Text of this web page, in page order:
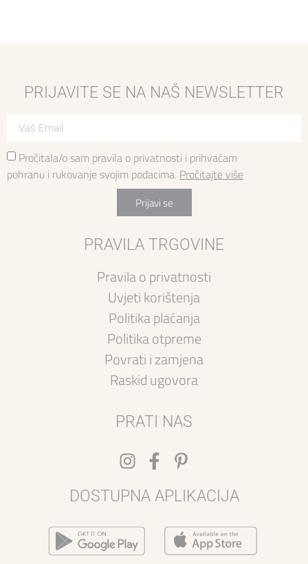
PRIJAVITE SE NA NAŠ NEWSLETTER
Pročitala/o sam pravila o privatnosti i prihvaćam
pohranu i rukovanje svojim podacima. Pročitajte više
Prijavi se
PRAVILA TRGOVINE
Pravila o privatnosti
Uvjeti korištenja
Politika plaćanja
Politika otpreme
Povrati i zamjena
Raskid ugovora
PRATI NAS
DOSTUPNA APLIKACIJA